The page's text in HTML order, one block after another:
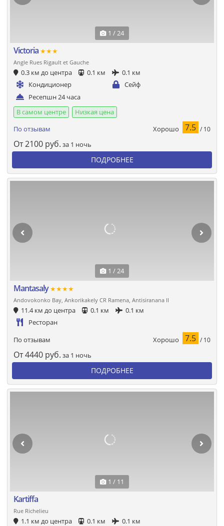
1 / 24
Victoria ★★★
Angle Rues Rigault et Gauche
0.3 км до центра 0.1 км
0.1 км
Кондиционер
Сейф
Ресепшн 24 часа
В самом центре
Низкая цена
По отзывам
Хорошо 7.5 / 10
От2100 руб. за 1 ночь
ПОДРОБНЕЕ
1 / 24
Mantasaly★★★★
Andovokonko Bay, Ankorikakely CR Ramena, Antisiranana II
11.4 км до центра 0.1 км
0.1 км
Ресторан
По отзывам Хорошо 7.5 / 10
От4440 руб. за 1 ночь
ПОДРОБНЕЕ
1 / 11
Kartiffa
Rue Richelieu
1.1 км до центра 0.1 км
0.1 км